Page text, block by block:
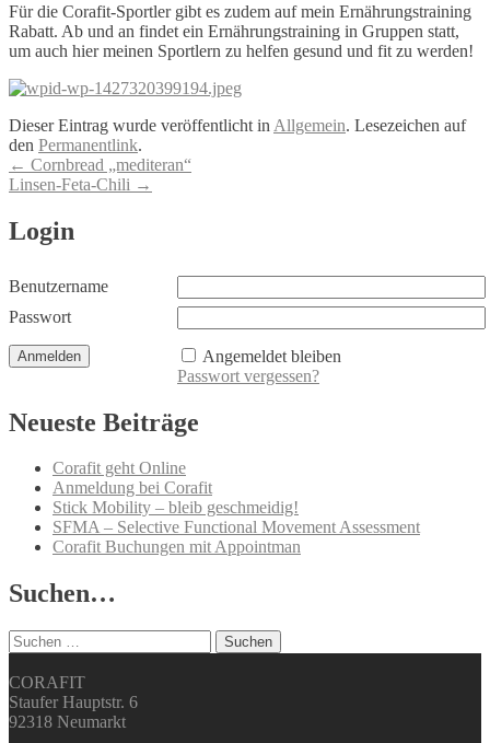
Für die Corafit-Sportler gibt es zudem auf mein Ernährungstraining
Rabatt. Ab und an findet ein Ernährungstraining in Gruppen statt,
um auch hier meinen Sportlern zu helfen gesund und fit zu werden!
Dieser Eintrag wurde veröffentlicht in Allgemein. Lesezeichen auf
den Permanentlink.
Artikel-
Navigation
← Cornbread „mediteran“
Linsen-Feta-Chili →
Login
Benutzername
Passwort
Angemeldet bleiben
Passwort vergessen?
Neueste Beiträge
Corafit geht Online
Anmeldung bei Corafit
Stick Mobility – bleib geschmeidig!
SFMA – Selective Functional Movement Assessment
Corafit Buchungen mit Appointman
Suchen…
Suchen
nach:
CORAFIT
Staufer Hauptstr. 6
92318 Neumarkt